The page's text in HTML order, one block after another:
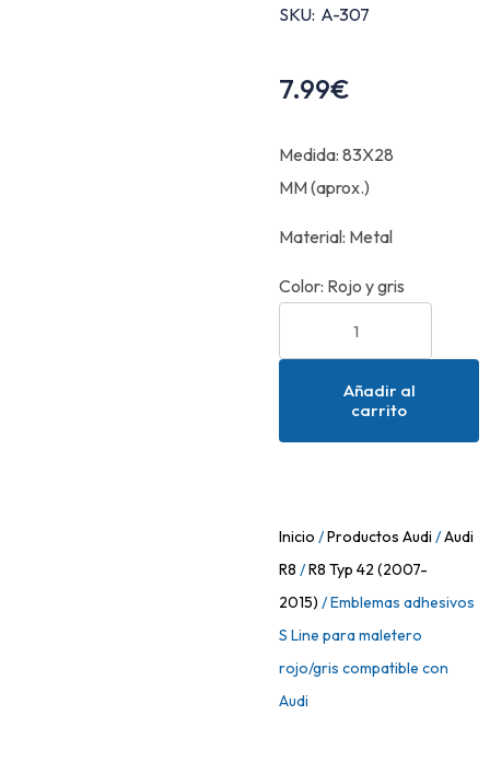
SKU: A-307
7.99€
Medida: 83X28
MM (aprox.)
Material: Metal
Color: Rojo y gris
Añadir al
carrito
Inicio /Productos Audi /Audi
R8 /R8 Typ 42 (2007-
2015) / Emblemas adhesivos
S Line para maletero
rojo/gris compatible con
Audi